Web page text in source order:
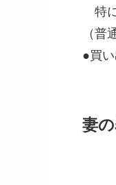
特
（
●買
妻